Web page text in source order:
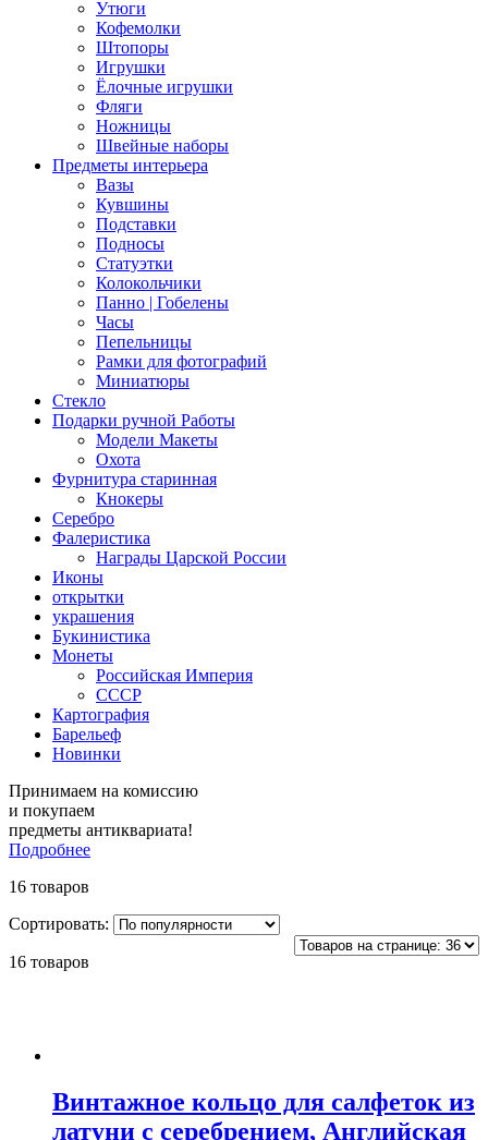
Утюги
Кофемолки
Штопоры
Игрушки
Ёлочные игрушки
Фляги
Ножницы
Швейные наборы
Предметы интерьера
Вазы
Кувшины
Подставки
Подносы
Статуэтки
Колокольчики
Панно | Гобелены
Часы
Пепельницы
Рамки для фотографий
Миниатюры
Стекло
Подарки ручной Работы
Модели Макеты
Охота
Фурнитура старинная
Кнокеры
Серебро
Фалеристика
Награды Царской России
Иконы
открытки
украшения
Букинистика
Монеты
Российская Империя
СССР
Картография
Барельеф
Новинки
Принимаем на комиссию
и покупаем
предметы антиквариата!
Подробнее
16 товаров
Сортировать:
16 товаров
Винтажное кольцо для салфеток из
латуни с серебрением, Английская